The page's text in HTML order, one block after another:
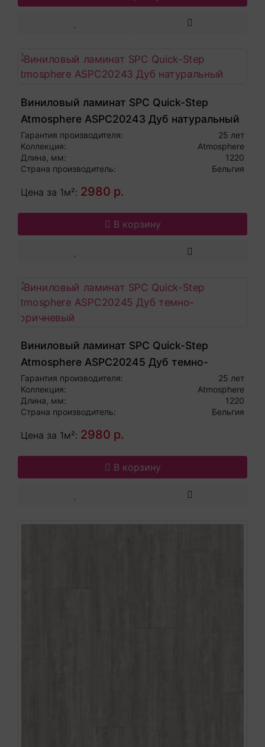
Виниловый ламинат SPC Quick-Step
Atmosphere ASPC20243 Дуб натуральный
Гарантия производителя:
25 лет
Коллекция:
Atmosphere
Длина, мм:
1220
Страна производитель:
Бельгия
Цена за 1м²: 2980 р.
В корзину
Виниловый ламинат SPC Quick-Step
Atmosphere ASPC20245 Дуб темно-
коричневый
Гарантия производителя:
25 лет
Коллекция:
Atmosphere
Длина, мм:
1220
Страна производитель:
Бельгия
Цена за 1м²: 2980 р.
В корзину